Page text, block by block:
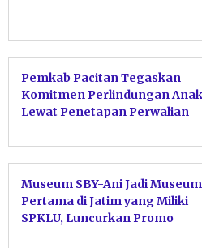
Pemkab Pacitan Tegaskan
Komitmen Perlindungan Anak
Lewat Penetapan Perwalian
Museum SBY-Ani Jadi Museum
Pertama di Jatim yang Miliki
SPKLU, Luncurkan Promo